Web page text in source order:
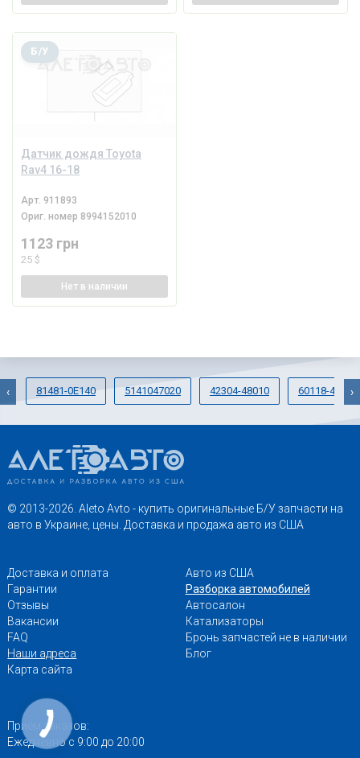
Датчик дождя Toyota
Rav4 16-18
Б/У
Арт. 911893
Ориг. номер 8994152010
1123 грн
25 $
Нет в наличии
81481-0E140 5141047020 42304-48010 60118-42020
‹ ›
© 2013-2026. Aleto Avto - купить оригинальные Б/У запчасти на
авто в Украине, цены. Доставка и продажа авто из США
Доставка и оплата
Гарантии
Отзывы
Вакансии
FAQ
Наши адреса
Карта сайта
Авто из США
Разборка автомобилей
Автосалон
Катализаторы
Бронь запчастей не в наличии
Блог
Приём заказов:
Ежедневно с 9:00 до 20:00